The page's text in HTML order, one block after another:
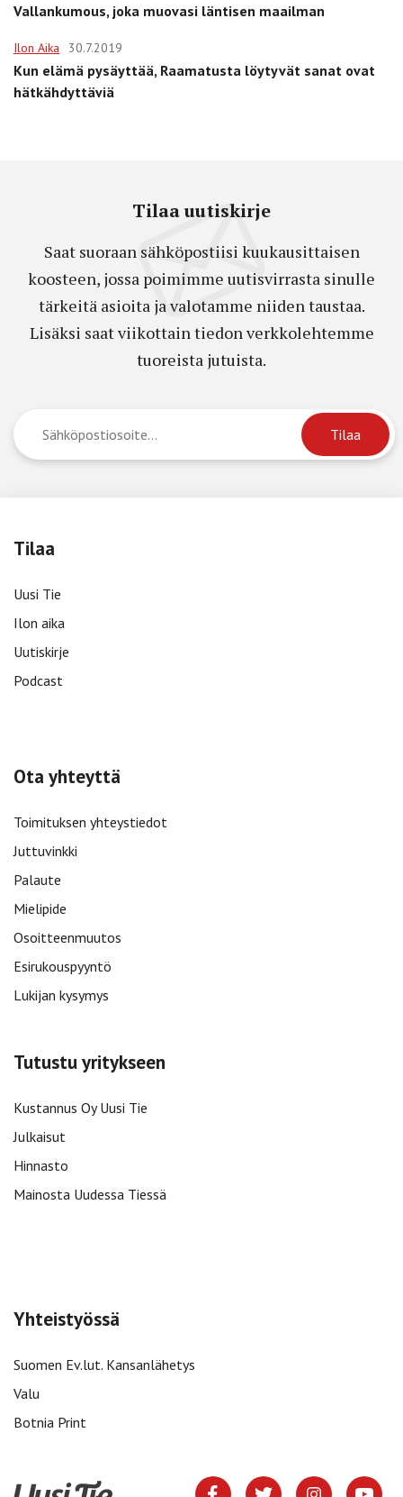
Vallankumous, joka muovasi läntisen maailman
Ilon Aika 30.7.2019
Kun elämä pysäyttää, Raamatusta löytyvät sanat ovat
hätkähdyttäviä
Tilaa uutiskirje
Saat suoraan sähköpostiisi kuukausittaisen
koosteen, jossa poimimme uutisvirrasta sinulle
tärkeitä asioita ja valotamme niiden taustaa.
Lisäksi saat viikottain tiedon verkkolehtemme
tuoreista jutuista.
Tilaa
Uusi Tie
Ilon aika
Uutiskirje
Podcast
Ota yhteyttä
Toimituksen yhteystiedot
Juttuvinkki
Palaute
Mielipide
Osoitteenmuutos
Esirukouspyyntö
Lukijan kysymys
Tutustu yritykseen
Kustannus Oy Uusi Tie
Julkaisut
Hinnasto
Mainosta Uudessa Tiessä
Yhteistyössä
Suomen Ev.lut. Kansanlähetys
Valu
Botnia Print